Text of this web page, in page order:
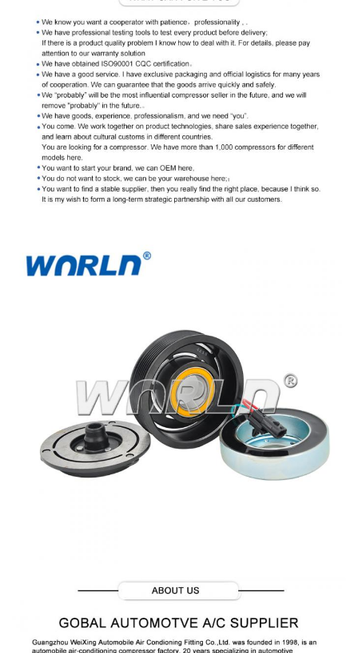
d'année
OE non.
92600-CJ73A 92600CJ73A 92600 CJ73A 92600-
JP00C/92600-9Y40A/506211-8631/92600-
JP01C/92600-JP044
Note
Si vous avez besoin d'aide pour s'assurer que
la présente partie adaptera votre véhicule.
Veuillez nous envoyer la photo de votre vieux
produit. L'OEM et/ou l'année, font le modèle
et la taille de moteur de votre véhicule de sorte
que nous puissions la confirmer pour vous.
Nous recommandons également d'employer le
diagramme de compatibilité afin de nous